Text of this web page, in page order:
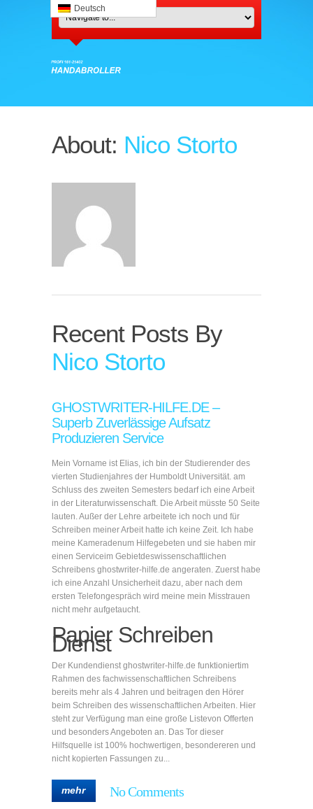
Deutsch
About: Nico Storto
Recent Posts By
Nico Storto
GHOSTWRITER-HILFE.DE –
Superb Zuverlässige Aufsatz
Produzieren Service
Mein Vorname ist Elias, ich bin der Studierender des
vierten Studienjahres der Humboldt Universität. am
Schluss des zweiten Semesters bedarf ich eine Arbeit
in der Literaturwissenschaft. Die Arbeit müsste 50 Seite
lauten. Außer der Lehre arbeitete ich noch und für
Schreiben meiner Arbeit hatte ich keine Zeit. Ich habe
meine Kameradenum Hilfegebeten und sie haben mir
einen Serviceim Gebietdeswissenschaftlichen
Schreibens ghostwriter-hilfe.de angeraten. Zuerst habe
ich eine Anzahl Unsicherheit dazu, aber nach dem
ersten Telefongespräch wird meine mein Misstrauen
nicht mehr aufgetaucht.
Papier Schreiben
Dienst
Der Kundendienst ghostwriter-hilfe.de funktioniertim
Rahmen des fachwissenschaftlichen Schreibens
bereits mehr als 4 Jahren und beitragen den Hörer
beim Schreiben des wissenschaftlichen Arbeiten. Hier
steht zur Verfügung man eine große Listevon Offerten
und besonders Angeboten an. Das Tor dieser
Hilfsquelle ist 100% hochwertigen, besondereren und
nicht kopierten Fassungen zu...
mehr No Comments